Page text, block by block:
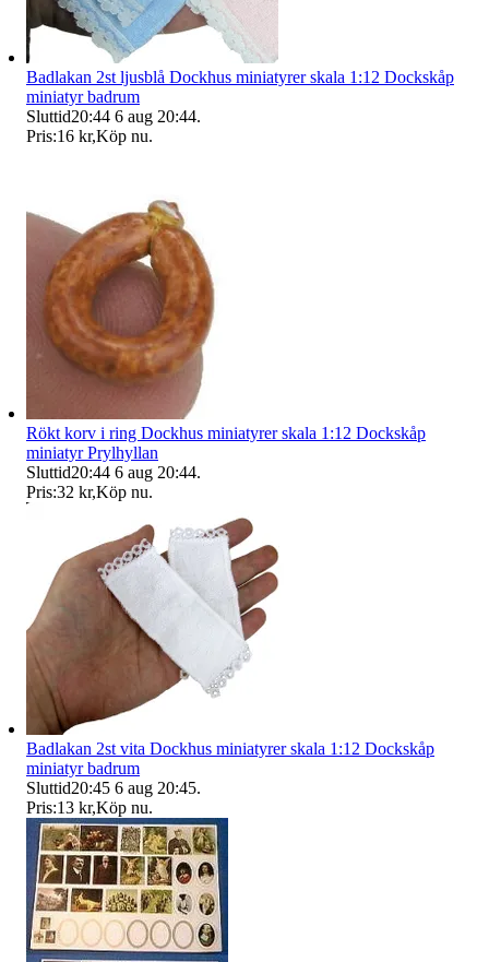
Badlakan 2st ljusblå Dockhus miniatyrer skala 1:12 Dockskåp
miniatyr badrum
Sluttid20:44 6 aug 20:44.
Pris:16 kr,Köp nu.
Rökt korv i ring Dockhus miniatyrer skala 1:12 Dockskåp
miniatyr Prylhyllan
Sluttid20:44 6 aug 20:44.
Pris:32 kr,Köp nu.
Badlakan 2st vita Dockhus miniatyrer skala 1:12 Dockskåp
miniatyr badrum
Sluttid20:45 6 aug 20:45.
Pris:13 kr,Köp nu.